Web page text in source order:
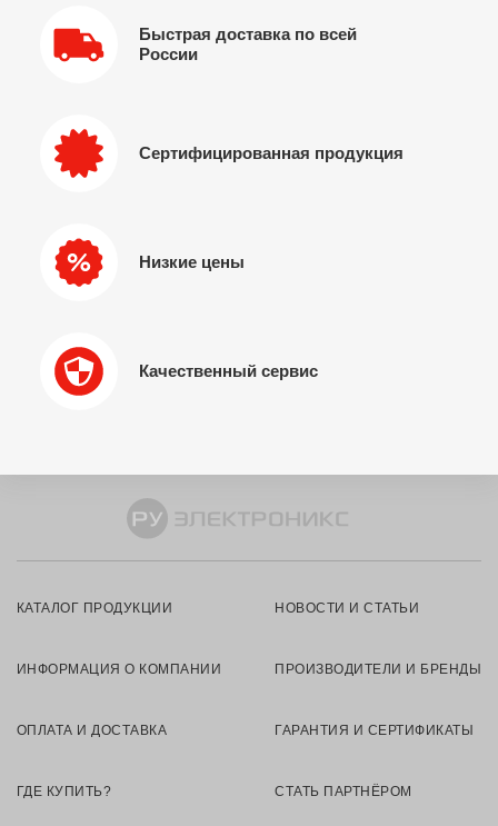
Быстрая доставка по всей
России
Сертифицированная продукция
Низкие цены
Качественный сервис
КАТАЛОГ ПРОДУКЦИИ НОВОСТИ И СТАТЬИ
ИНФОРМАЦИЯ О КОМПАНИИ ПРОИЗВОДИТЕЛИ И БРЕНДЫ
ОПЛАТА И ДОСТАВКА ГАРАНТИЯ И СЕРТИФИКАТЫ
ГДЕ КУПИТЬ? СТАТЬ ПАРТНЁРОМ